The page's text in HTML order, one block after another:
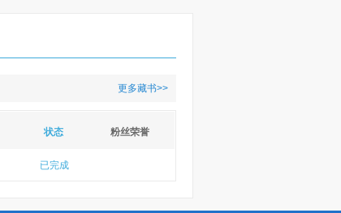
更多藏书>>
状态 粉丝荣誉
已完成